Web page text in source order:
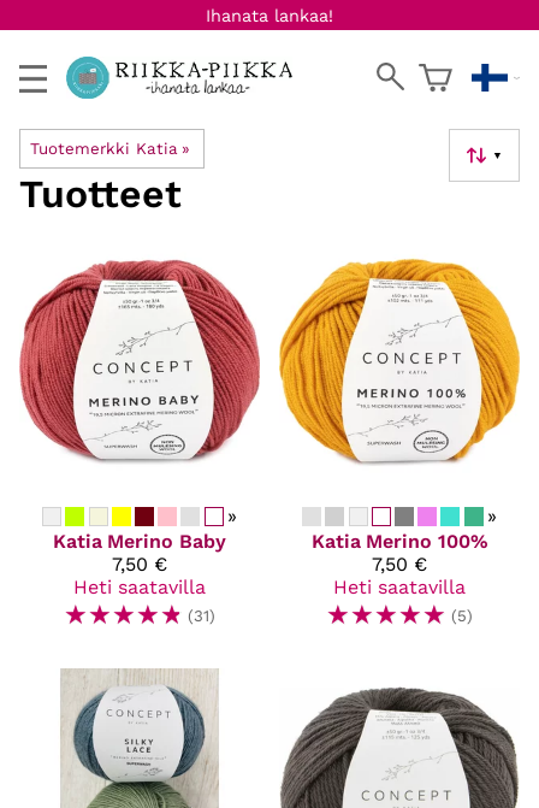
Ihanata lankaa!
Tuotemerkki Katia ‪» ▼
Tuotteet
»
Katia Merino Baby
7,50 €
Heti saatavilla
☆☆☆☆☆ (31)
»
Katia Merino 100%
7,50 €
Heti saatavilla
☆☆☆☆☆ (5)